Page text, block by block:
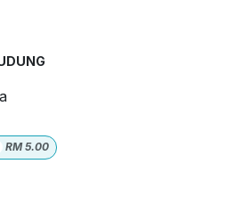
RM5.00